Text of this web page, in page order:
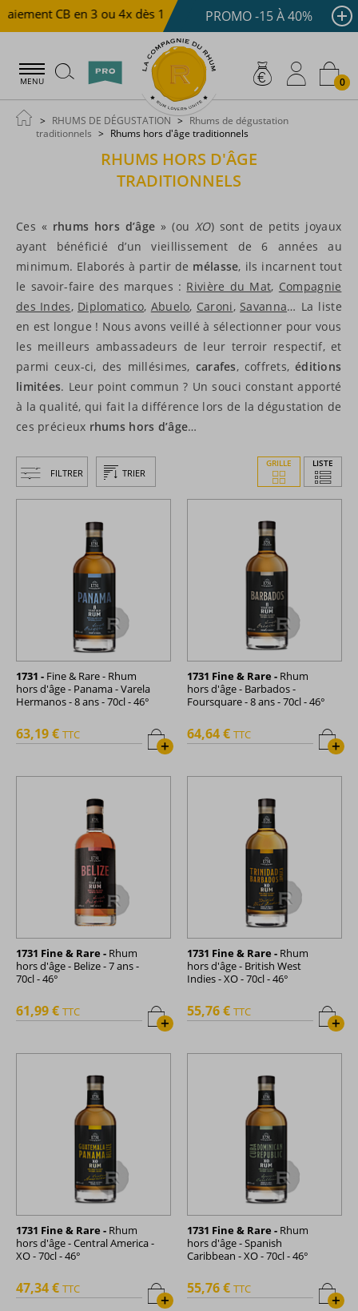
CB en 3 ou 4x dès 100 € Livraison offerte dès 150
PROMO -15 À 40%
MENU 0
RHUMS DE DÉGUSTATION
Rhums de dégustation
traditionnels
Rhums hors d'âge traditionnels
RHUMS HORS D'ÂGE
TRADITIONNELS
Ces « rhums hors d’âge » (ou XO) sont de petits joyaux
ayant bénéficié d’un vieillissement de 6 années au
minimum. Elaborés à partir de mélasse, ils incarnent tout
le savoir-faire des marques : Rivière du Mat, Compagnie
des Indes, Diplomatico, Abuelo, Caroni, Savanna… La liste
en est longue ! Nous avons veillé à sélectionner pour vous
les meilleurs ambassadeurs de leur terroir respectif, et
parmi ceux-ci, des millésimes, carafes, coffrets, éditions
limitées. Leur point commun ? Un souci constant apporté
à la qualité, qui fait la différence lors de la dégustation de
ces précieux rhums hors d’âge…
FILTRER TRIER
GRILLE LISTE
1731 - Fine & Rare - Rhum
hors d'âge - Panama - Varela
Hermanos - 8 ans - 70cl - 46°
+
63,19 € TTC
1731 Fine & Rare - Rhum
hors d'âge - Barbados -
Foursquare - 8 ans - 70cl - 46°
+
64,64 € TTC
1731 Fine & Rare - Rhum
hors d'âge - Belize - 7 ans -
70cl - 46°
+
61,99 € TTC
1731 Fine & Rare - Rhum
hors d'âge - British West
Indies - XO - 70cl - 46°
+
55,76 € TTC
1731 Fine & Rare - Rhum
hors d'âge - Central America -
XO - 70cl - 46°
+
47,34 € TTC
1731 Fine & Rare - Rhum
hors d'âge - Spanish
Caribbean - XO - 70cl - 46°
+
55,76 € TTC